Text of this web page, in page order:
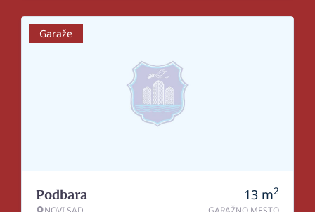
Garaže
Podbara 13 m2